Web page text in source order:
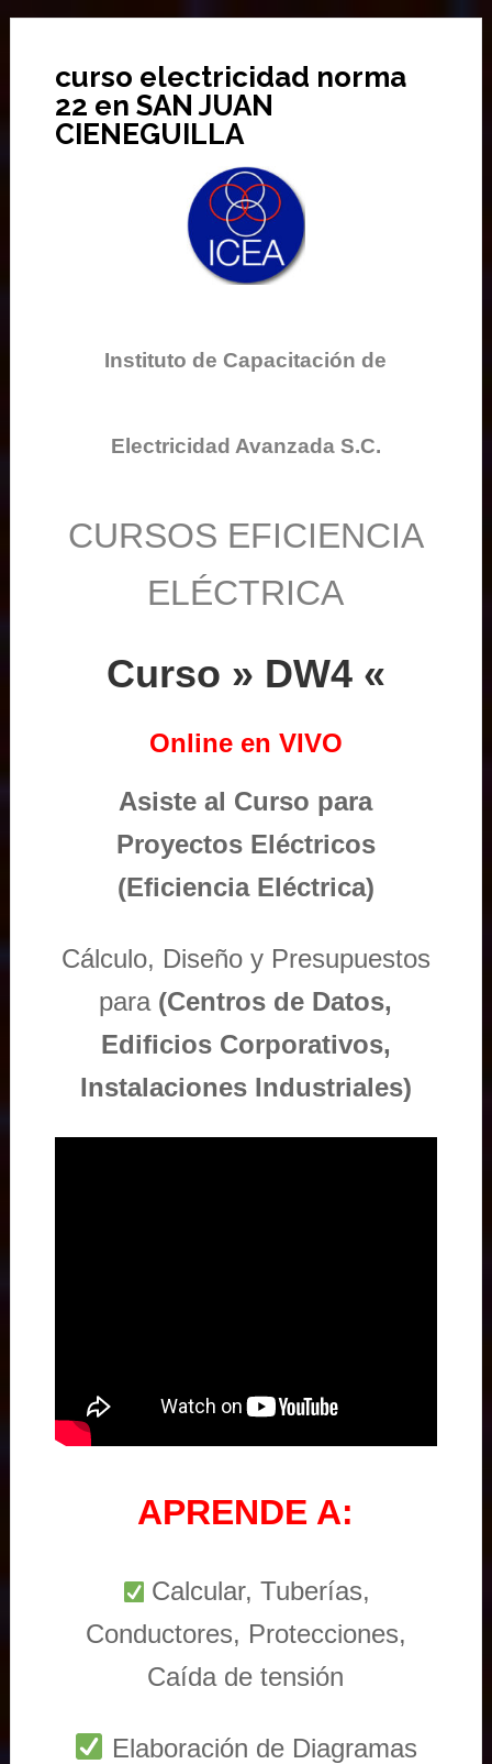
curso electricidad norma
22 en SAN JUAN
CIENEGUILLA
Instituto de Capacitación de
Electricidad Avanzada S.C.
CURSOS EFICIENCIA
ELÉCTRICA
Curso » DW4 «
Online en VIVO
Asiste al Curso para
Proyectos Eléctricos
(Eficiencia Eléctrica)
Cálculo, Diseño y Presupuestos
para (Centros de Datos,
Edificios Corporativos,
Instalaciones Industriales)
APRENDE A:
Calcular, Tuberías,
Conductores, Protecciones,
Caída de tensión
Elaboración de Diagramas